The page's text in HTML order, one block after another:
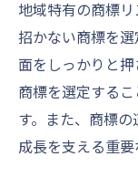
地域特有の商標
招かない商標を
面をしっかりと
商標を選定する
す。また、商標
成長を支える重要